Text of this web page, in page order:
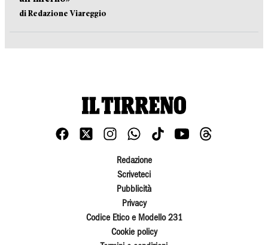
di Redazione Viareggio
Redazione
Scriveteci
Pubblicità
Privacy
Codice Etico e Modello 231
Cookie policy